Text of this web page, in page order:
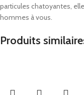
particules chatoyantes,
hommes à vous.
Produits